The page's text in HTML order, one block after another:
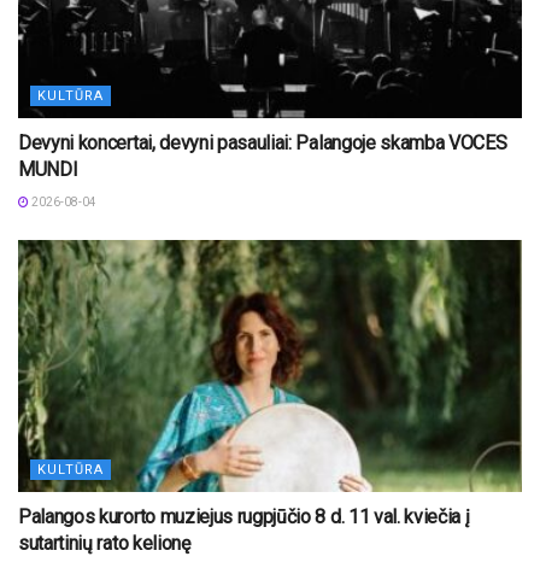
KULTŪRA
Devyni koncertai, devyni pasauliai: Palangoje skamba VOCES
MUNDI
2026-08-04
KULTŪRA
Palangos kurorto muziejus rugpjūčio 8 d. 11 val. kviečia į
sutartinių rato kelionę